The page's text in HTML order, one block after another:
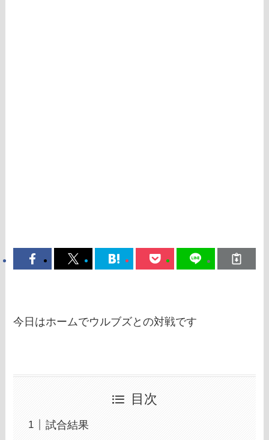
今日はホームでウルブズとの対戦です
目次
試合結果